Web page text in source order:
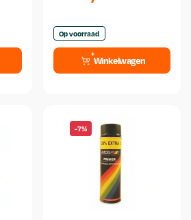
Op voorraad
Winkelwagen
-7%